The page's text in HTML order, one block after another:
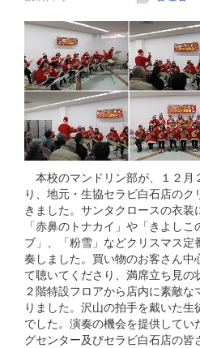
本校のマンドリン部が、１２月
り、地元・生協セラビ白石店の
きました。サンタクロースの衣装
「赤鼻のトナカイ」や「きよし
ブ」、「粉雪」などクリスマス
奏しました。買い物のお客さん中
て聴いてくださり、満席立ち見の
２階特設フロアから店内に素敵
りました。沢山の拍手を戴いた
でした。演奏の機会を提供して
グセンター及びセラビ白石店の皆